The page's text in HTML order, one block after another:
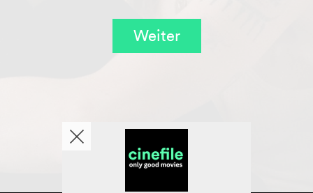
Weiter